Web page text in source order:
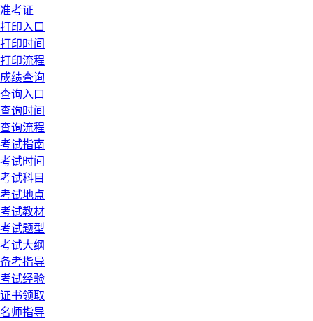
准考证
打印入口
打印时间
打印流程
成绩查询
查询入口
查询时间
查询流程
考试指南
考试时间
考试科目
考试地点
考试教材
考试题型
考试大纲
备考指导
考试经验
证书领取
名师指导